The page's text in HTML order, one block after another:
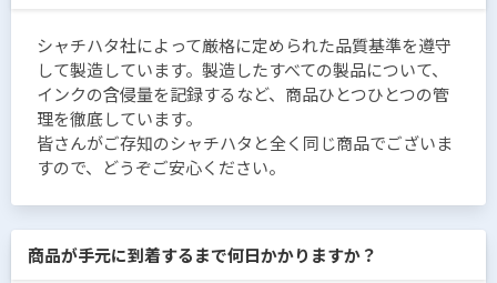
シャチハタ社によって厳格に定められた品質基準を遵守
して製造しています。製造したすべての製品について、
インクの含侵量を記録するなど、商品ひとつひとつの管
理を徹底しています。
皆さんがご存知のシャチハタと全く同じ商品でございま
すので、どうぞご安心ください。
商品が手元に到着するまで何日かかりますか？